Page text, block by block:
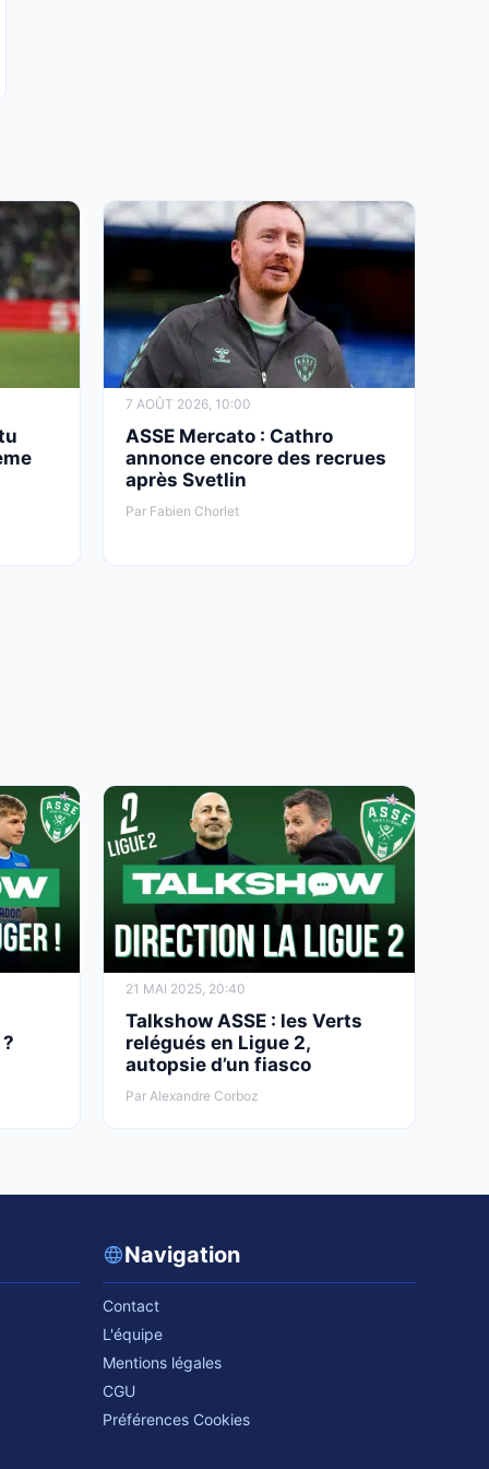
7 AOÛT 2026, 10:00
ASSE Mercato : Cathro
annonce encore des recrues
après Svetlin
Par Fabien Chorlet
21 MAI 2025, 20:40
Talkshow ASSE : les Verts
relégués en Ligue 2,
autopsie d’un fiasco
Par Alexandre Corboz
Navigation
Contact
L'équipe
Mentions légales
CGU
Préférences Cookies